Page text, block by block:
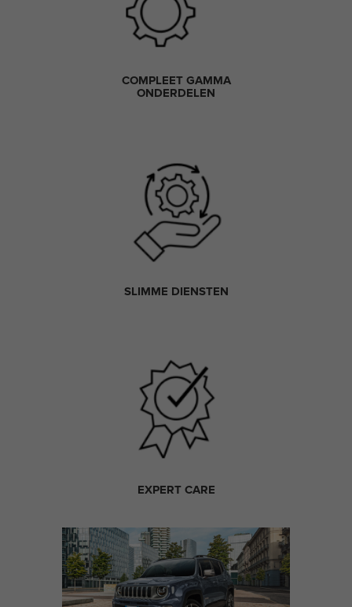
COMPLEET GAMMA
ONDERDELEN
SLIMME DIENSTEN
EXPERT CARE